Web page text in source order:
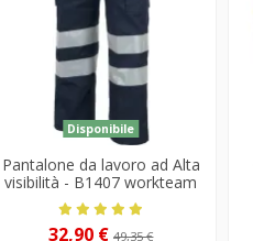
Disponibile
Pantalone da lavoro ad Alta
visibilità - B1407 workteam
32,90 €49,35 €